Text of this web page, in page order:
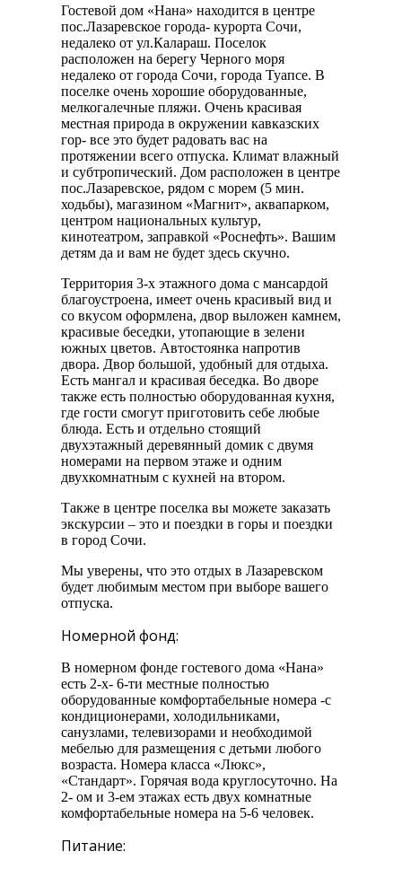
Гостевой дом «Нана» находится в центре
пос.Лазаревское города- курорта Сочи,
недалеко от ул.Калараш. Поселок
расположен на берегу Черного моря
недалеко от города Сочи, города Туапсе. В
поселке очень хорошие оборудованные,
мелкогалечные пляжи. Очень красивая
местная природа в окружении кавказских
гор- все это будет радовать вас на
протяжении всего отпуска. Климат влажный
и субтропический. Дом расположен в центре
пос.Лазаревское, рядом с морем (5 мин.
ходьбы), магазином «Магнит», аквапарком,
центром национальных культур,
кинотеатром, заправкой «Роснефть». Вашим
детям да и вам не будет здесь скучно.
Территория 3-х этажного дома с мансардой
благоустроена, имеет очень красивый вид и
со вкусом оформлена, двор выложен камнем,
красивые беседки, утопающие в зелени
южных цветов. Автостоянка напротив
двора. Двор большой, удобный для отдыха.
Есть мангал и красивая беседка. Во дворе
также есть полностью оборудованная кухня,
где гости смогут приготовить себе любые
блюда. Есть и отдельно стоящий
двухэтажный деревянный домик с двумя
номерами на первом этаже и одним
двухкомнатным с кухней на втором.
Также в центре поселка вы можете заказать
экскурсии – это и поездки в горы и поездки
в город Сочи.
Мы уверены, что это отдых в Лазаревском
будет любимым местом при выборе вашего
отпуска.
Номерной фонд:
В номерном фонде гостевого дома «Нана»
есть 2-х- 6-ти местные полностью
оборудованные комфортабельные номера -с
кондиционерами, холодильниками,
санузлами, телевизорами и необходимой
мебелью для размещения с детьми любого
возраста. Номера класса «Люкс»,
«Стандарт». Горячая вода круглосуточно. На
2- ом и 3-ем этажах есть двух комнатные
комфортабельные номера на 5-6 человек.
Питание: